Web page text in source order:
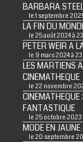
BARBARA
le 1 septembre 2025
LA FIN DU
le 25 août 2024 à
PETER WEIR A
le 9 mars 2024 à
LES MARTIENS
CINEMATHEQUE
le 22 novembre
CINEMATHEQUE
FANTASTIQUE
le 25 octobre 2023
MODE EN
le 20 septembre